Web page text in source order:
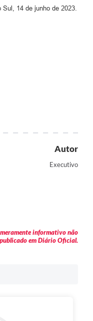
14 de junho de 2023.
Autor
Executivo
informativo não
em Diário Oficial.